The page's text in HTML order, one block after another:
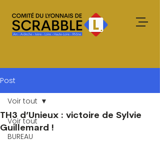
Post
Voir tout
BUREAU
Voir tout
TH3 d’Unieux : victoire de Sylvie
Guillemard !